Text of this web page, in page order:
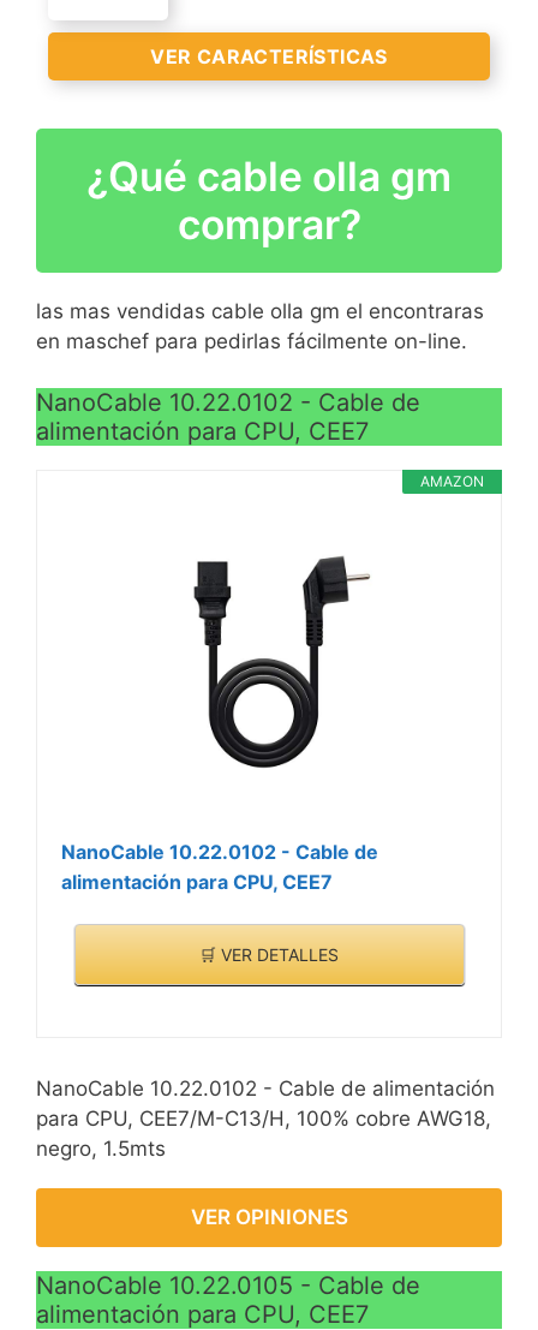
testado
>
certificados por VDE,
Kema-Keur, Cebec, ÖVE
CARACTERÍSTICAS
>
VER CARACTERÍSTICAS
Cable de alimentación de
compatibilidad universal
5 metros de longitud
Tipo de genero:
macho/hembra
De color negro
VER
>
¿Qué cable olla gm
comprar?
las mas vendidas cable olla gm el encontraras
en maschef para pedirlas fácilmente on-line.
NanoCable 10.22.0102 - Cable de
alimentación para CPU, CEE7
AMAZON
NanoCable 10.22.0102 - Cable de
alimentación para CPU, CEE7
🛒 VER DETALLES
NanoCable 10.22.0102 - Cable de alimentación
para CPU, CEE7/M-C13/H, 100% cobre AWG18,
negro, 1.5mts
VER OPINIONES
NanoCable 10.22.0105 - Cable de
alimentación para CPU, CEE7